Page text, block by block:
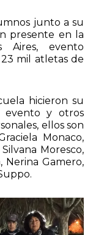
junto a su
presente en la
Aires, evento
mil atletas de
hicieron su
y otros
ellos son
Monaco,
Moresco,
Nerina Gamero,